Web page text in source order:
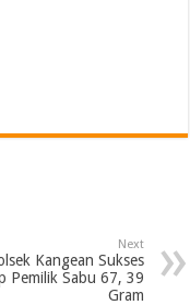
Next
Kangean Sukses
Pemilik Sabu 67, 39
Gram